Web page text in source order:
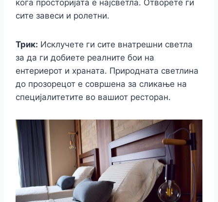
кога просторијата е најсветла. Отворете ги
сите завеси и ролетни.
Трик: Исклучете ги сите внатрешни светла
за да ги добиете реалните бои на
ентериерот и храната. Природната светлина
до прозорецот е совршена за сликање на
специјалитетите во вашиот ресторан.